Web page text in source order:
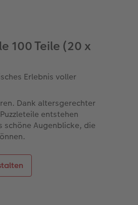
100 Teile (20 x
Erlebnis voller
Dank altersgerechter
entstehen
Augenblicke, die